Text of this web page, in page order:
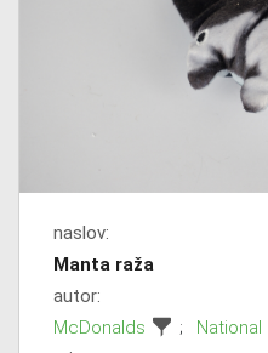
naslov:
Manta raža
autor:
McDonalds
;